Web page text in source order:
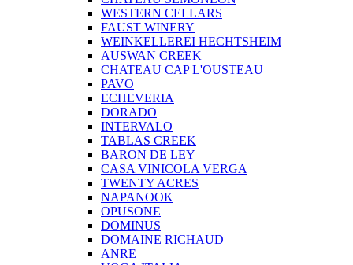
WESTERN CELLARS
FAUST WINERY
WEINKELLEREI HECHTSHEIM
AUSWAN CREEK
CHATEAU CAP L'OUSTEAU
PAVO
ECHEVERIA
DORADO
INTERVALO
TABLAS CREEK
BARON DE LEY
CASA VINICOLA VERGA
TWENTY ACRES
NAPANOOK
OPUSONE
DOMINUS
DOMAINE RICHAUD
ANRE